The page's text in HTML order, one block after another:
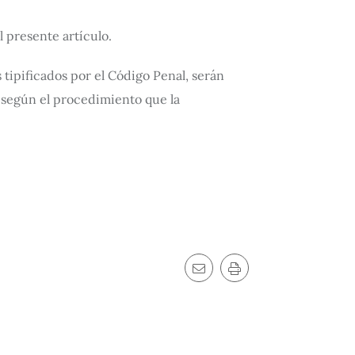
presente artículo.
tipificados por el Código Penal, serán
el procedimiento que la